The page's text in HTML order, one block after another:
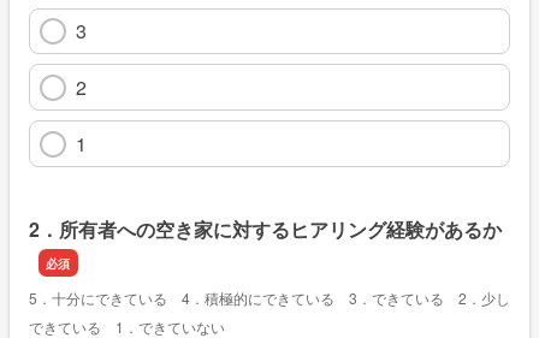
3
2
1
2．所有者への空き家に対するヒアリング経験があるか
5．十分にできている 4．積極的にできている 3．できている 2．少し
できている 1．できていない